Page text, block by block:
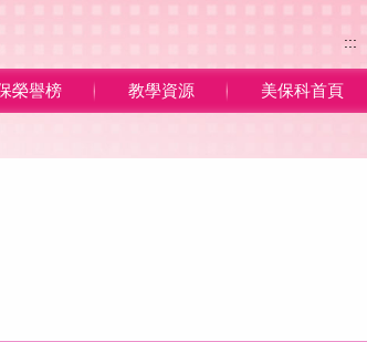
榮譽榜 教學資源 美保科首頁
:::